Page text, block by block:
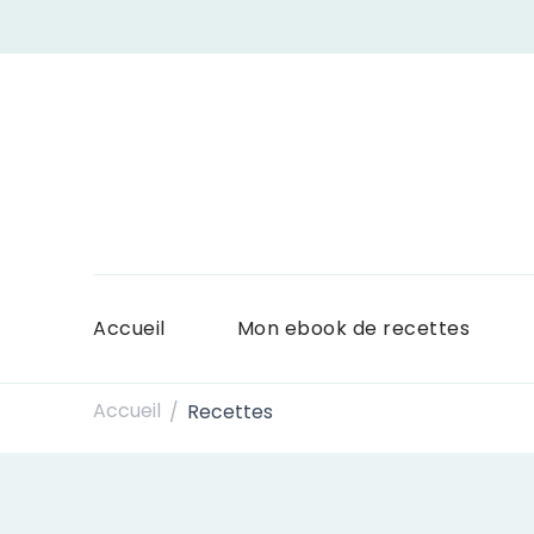
Accueil Mon ebook de recettes
Accueil / Recettes